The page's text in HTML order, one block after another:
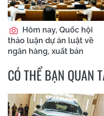
Hôm nay, Quốc hội
thảo luận dự án luật về
ngân hàng, xuất bản
CÓ THỂ BẠN QUAN